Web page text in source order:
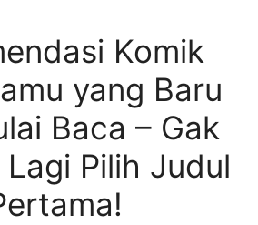
Komik
yang Baru
Baca – Gak
Pilih Judul